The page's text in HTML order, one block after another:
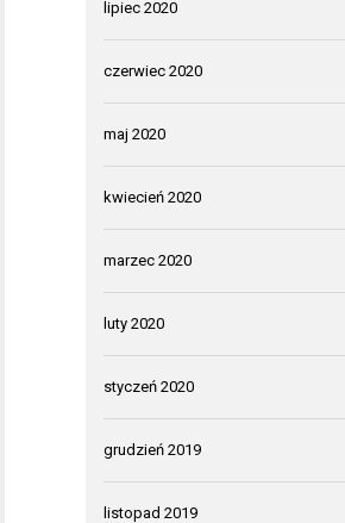
lipiec 2020
czerwiec 2020
maj 2020
kwiecień 2020
marzec 2020
luty 2020
styczeń 2020
grudzień 2019
listopad 2019